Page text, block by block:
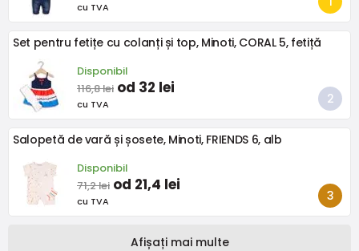
cu TVA
Set pentru fetițe cu colanți și top, Minoti, CORAL 5, fetiță
Disponibil
116,8 lei od 32 lei
cu TVA
Salopetă de vară și șosete, Minoti, FRIENDS 6, alb
Disponibil
71,2 lei od 21,4 lei
cu TVA
Afișați mai multe